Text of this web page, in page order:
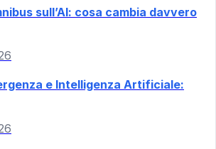
sull’AI: cosa cambia davvero
e Intelligenza Artificiale: